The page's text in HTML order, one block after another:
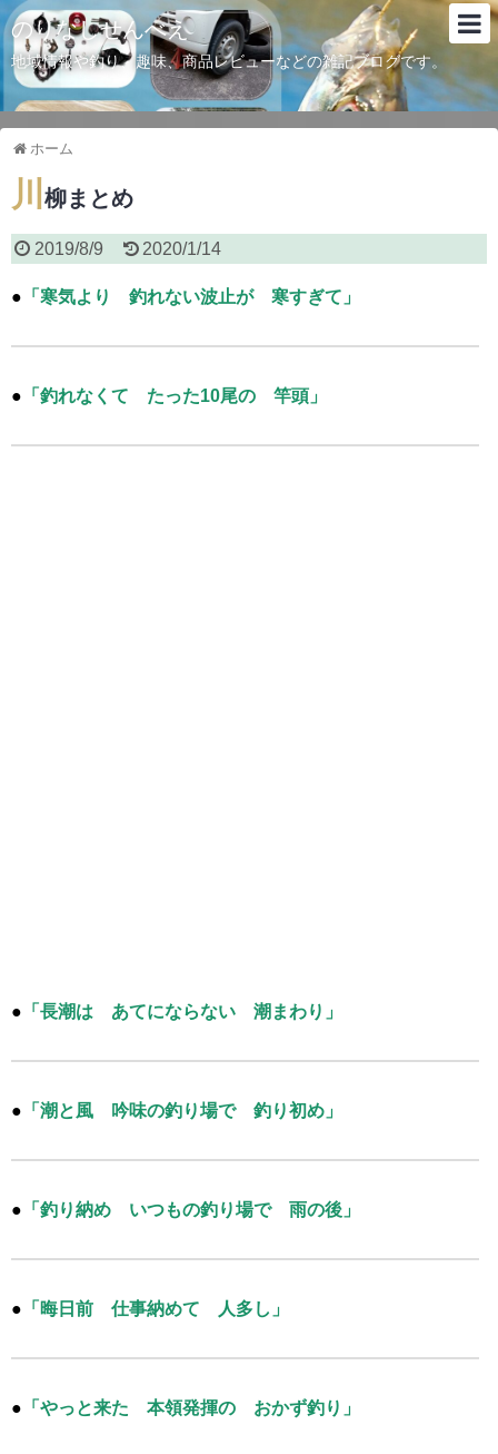
のりなしせんべえ
地域情報や釣り、趣味、商品レビューなどの雑記ブログです。
ホーム
川 柳まとめ
2019/8/9 2020/1/14
● 「寒気より 釣れない波止が 寒すぎて」
● 「釣れなくて たった10尾の 竿頭」
● 「長潮は あてにならない 潮まわり」
● 「潮と風 吟味の釣り場で 釣り初め」
● 「釣り納め いつもの釣り場で 雨の後」
● 「晦日前 仕事納めて 人多し」
● 「やっと来た 本領発揮の おかず釣り」